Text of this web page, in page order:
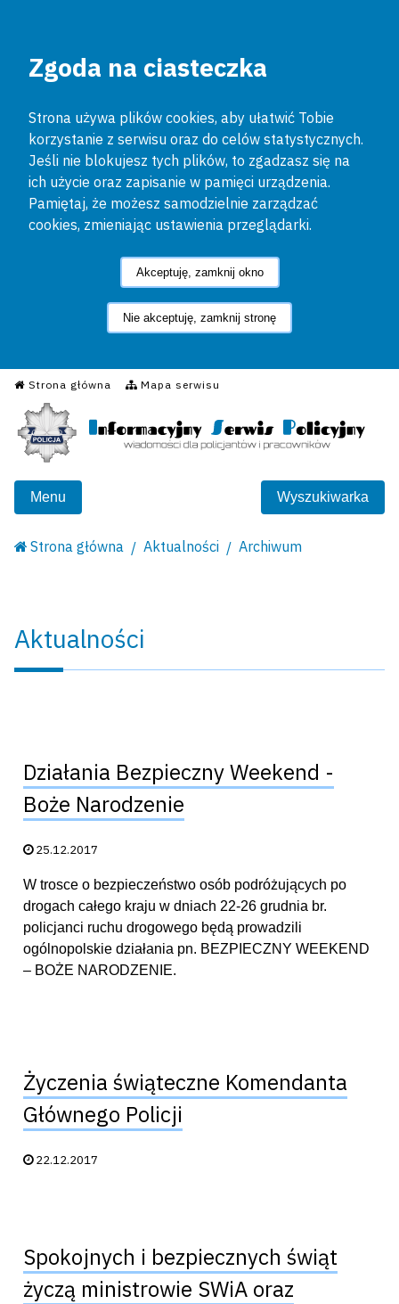
Zgoda na ciasteczka
Strona używa plików cookies, aby ułatwić Tobie
korzystanie z serwisu oraz do celów statystycznych.
Jeśli nie blokujesz tych plików, to zgadzasz się na
ich użycie oraz zapisanie w pamięci urządzenia.
Pamiętaj, że możesz samodzielnie zarządzać
cookies, zmieniając ustawienia przeglądarki.
Akceptuję, zamknij okno
Nie akceptuję, zamknij stronę
Strona główna Mapa serwisu
Informacyjny Serwis
Menu Wyszukiwarka
Strona główna Aktualności Archiwum
Aktualności
Działania Bezpieczny Weekend -
Boże Narodzenie
Data publikacji:
25.12.2017
W trosce o bezpieczeństwo osób podróżujących po
drogach całego kraju w dniach 22-26 grudnia br.
policjanci ruchu drogowego będą prowadzili
ogólnopolskie działania pn. BEZPIECZNY WEEKEND
– BOŻE NARODZENIE.
Życzenia świąteczne Komendanta
Głównego Policji
Data publikacji:
22.12.2017
Spokojnych i bezpiecznych świąt
życzą ministrowie SWiA oraz